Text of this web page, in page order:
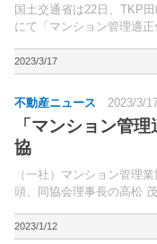
国土交通省は22日、TKP
にて「マンション管理適
2023/3/17
不動産ニュース 2023/3/
「マンション管
協
（一社）マンション管理
頭、同協会理事長の高松 茂
2023/1/12